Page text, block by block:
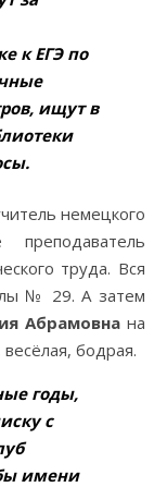
к ЕГЭ по
ищут в
немецкого
труда. Вся
№ 29. А затем
Абрамовнана
бодрая.
годы,
с
имени